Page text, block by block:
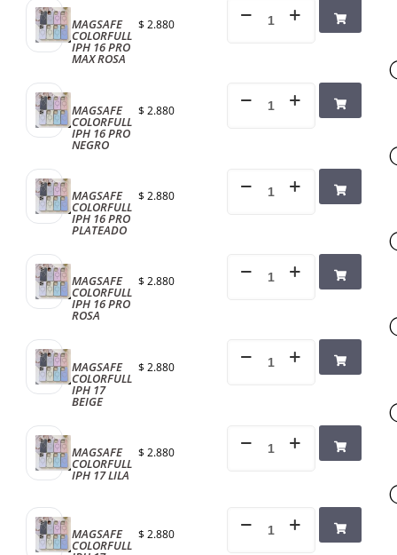
MAGSAFE
COLORFULL
IPH 16 PRO
MAX ROSA
$ 2.880
MAGSAFE
COLORFULL
IPH 16 PRO
NEGRO
$ 2.880
MAGSAFE
COLORFULL
IPH 16 PRO
PLATEADO
$ 2.880
MAGSAFE
COLORFULL
IPH 16 PRO
ROSA
$ 2.880
MAGSAFE
COLORFULL
IPH 17
BEIGE
$ 2.880
MAGSAFE
COLORFULL
IPH 17 LILA
$ 2.880
MAGSAFE
COLORFULL
$ 2.880